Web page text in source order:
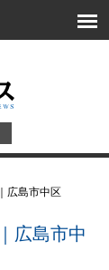
広島市中区
広島市中